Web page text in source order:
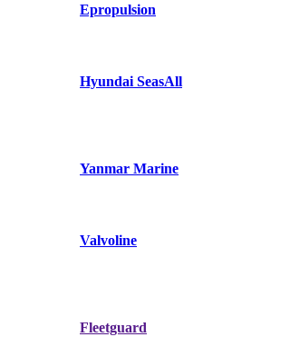
Epropulsion
Hyundai SeasAll
Yanmar Marine
Valvoline
Fleetguard